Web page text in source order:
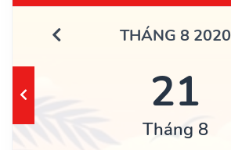
THÁNG 8 2020
21
Tháng 8